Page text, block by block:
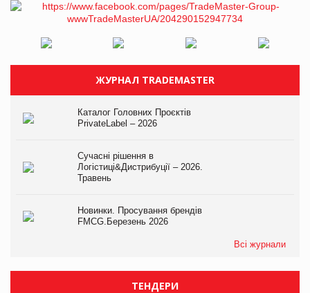
ЖУРНАЛ TRADEMASTER
Каталог Головних Проєктів
PrivateLabel – 2026
Сучасні рішення в
Логістиці&Дистрибуції – 2026.
Травень
Новинки. Просування брендів
FMCG.Березень 2026
Всі журнали
ТЕНДЕРИ